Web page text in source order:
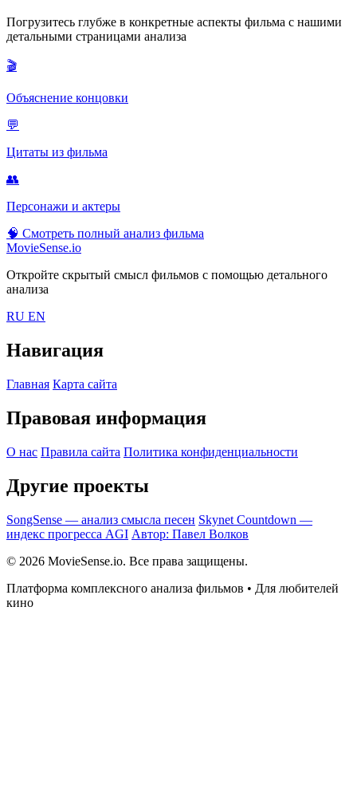
Погрузитесь глубже в конкретные аспекты фильма с нашими
детальными страницами анализа
🎬
Объяснение концовки
💬
Цитаты из фильма
👥
Персонажи и актеры
🧠 Смотреть полный анализ фильма
MovieSense.io
Откройте скрытый смысл фильмов с помощью детального
анализа
RU EN
Навигация
Главная Карта сайта
Правовая информация
О нас Правила сайта Политика конфиденциальности
Другие проекты
SongSense — анализ смысла песен Skynet Countdown —
индекс прогресса AGI Автор: Павел Волков
© 2026 MovieSense.io. Все права защищены.
Платформа комплексного анализа фильмов • Для любителей
кино